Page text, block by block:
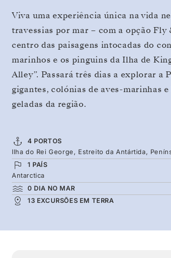
Viva uma experiência única na vida
travessias por mar – com a opção
centro das paisagens intocadas do
marinhos e os pinguins da Ilha de
Alley”. Passará três dias a explorar a
gigantes, colónias de aves-marinhas
geladas da região.
4 PORTOS
Ilha do Rei George, Estreito da Antártida,
1 PAÍS
Antarctica
0 DIA NO MAR
13 EXCURSÕES EM TERRA